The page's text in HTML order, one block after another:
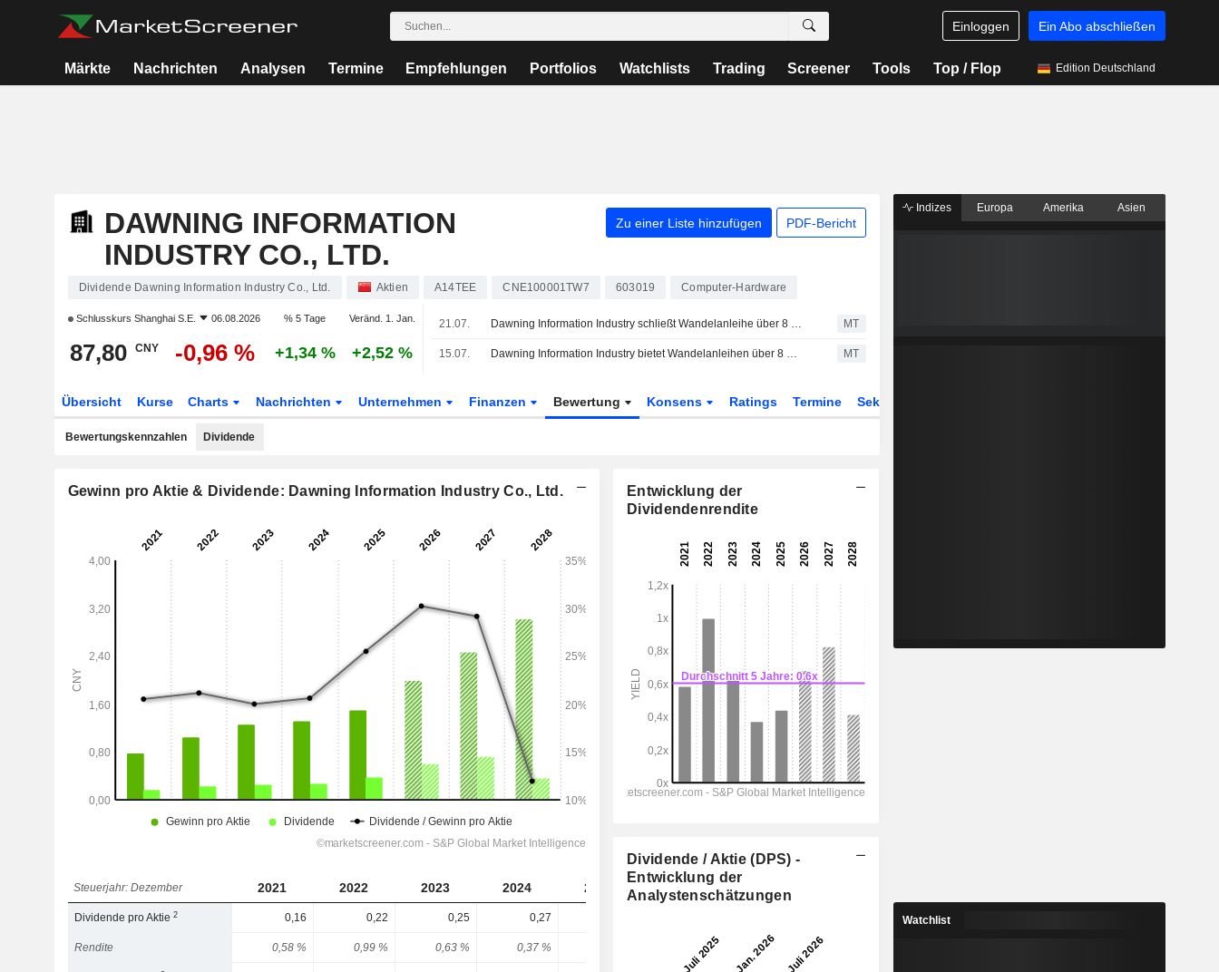
Einloggen Ein Abo abschließen
Märkte Nachrichten Analysen Termine Empfehlungen Portfolios Watchlists Trading Screener Tools Top / Flop Edition Deutschland
DAWNING INFORMATION
INDUSTRY CO., LTD.
Zu einer Liste hinzufügen PDF-Bericht
Dividende Dawning Information Industry Co., Ltd. Aktien A14TEE CNE100001TW7 603019 Computer-Hardware
Schlusskurs Shanghai S.E. 06.08.2026 % 5 Tage Veränd. 1. Jan.
87,80 CNY -0,96 % +1,34 % +2,52 %
21.07. Dawning Information Industry schließt Wandelanleihe über 8 Mrd. Yuan ab; Aktie fällt um 4% MT
15.07. Dawning Information Industry bietet Wandelanleihen über 8 Mrd. Yuan an MT
Übersicht Kurse Charts Nachrichten Unternehmen Finanzen Bewertung Konsens Ratings Termine Sektor
Bewertungskennzahlen Dividende
Gewinn pro Aktie & Dividende: Dawning Information Industry Co., Ltd.
Steuerjahr: Dezember 2021 2022 2023 2024 2025 2026
Dividende pro Aktie2 0,16 0,22 0,25 0,27
Rendite 0,58 % 0,99 % 0,63 % 0,37 % 0,68 % 0,82 %
Entwicklung der
Dividendenrendite
Dividende / Aktie (DPS) -
Entwicklung der
Analystenschätzungen
Indizes Europa Amerika Asien
Watchlist